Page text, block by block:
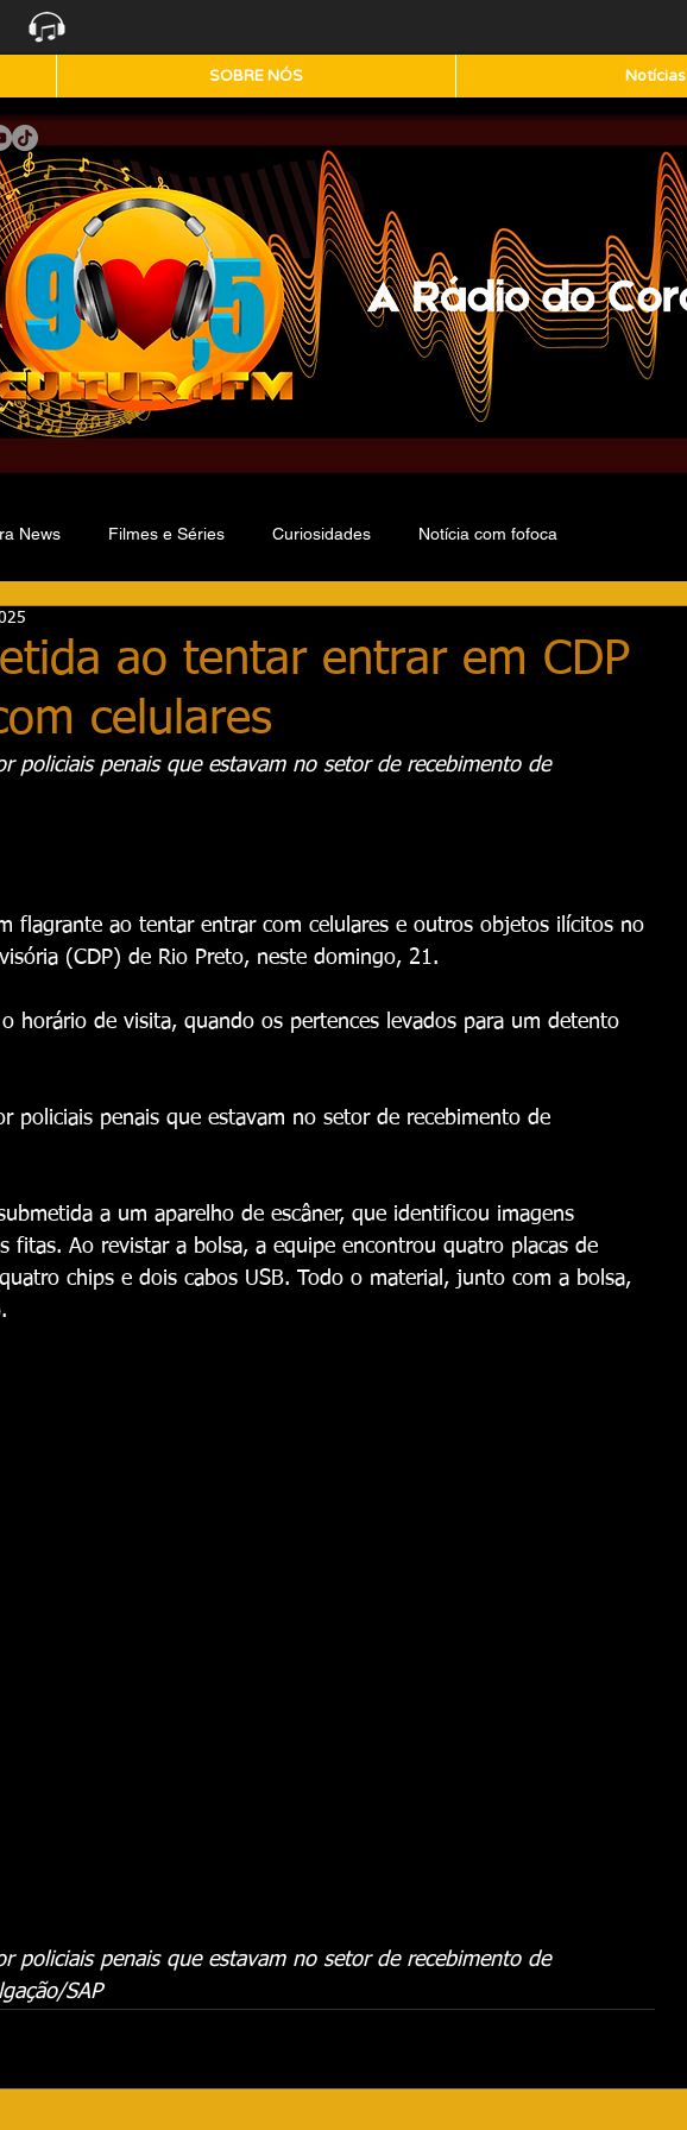
SOBRE NÓS Notícias
News Filmes e Séries Curiosidades Notícia com fofoca
ao tentar entrar em CDP
celulares
policiais penais que estavam no setor de recebimento de
flagrante ao tentar entrar com celulares e outros objetos ilícitos no
(CDP) de Rio Preto, neste domingo, 21.
horário de visita, quando os pertences levados para um detento
policiais penais que estavam no setor de recebimento de
a um aparelho de escâner, que identificou imagens
fitas. Ao revistar a bolsa, a equipe encontrou quatro placas de
chips e dois cabos USB. Todo o material, junto com a bolsa,
policiais penais que estavam no setor de recebimento de
SAP